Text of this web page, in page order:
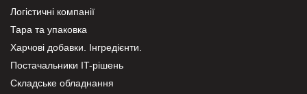
Логістичні компанії
Тара та упаковка
Харчові добавки. Інгредієнти.
Постачальники IT-рішень
Складське обладнання